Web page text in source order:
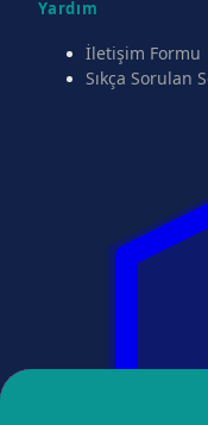
Yardım
İletişim Formu
Sıkça Sorulan